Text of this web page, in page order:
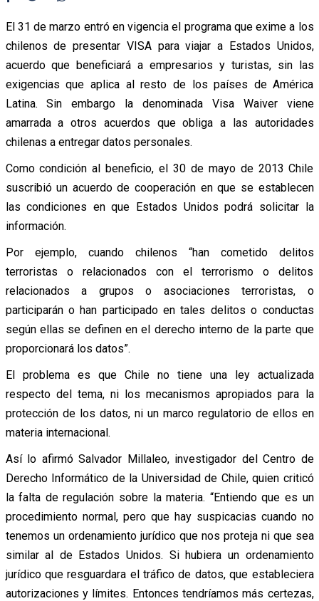
El 31 de marzo entró en vigencia el programa que exime a los
chilenos de presentar VISA para viajar a Estados Unidos,
acuerdo que beneficiará a empresarios y turistas, sin las
exigencias que aplica al resto de los países de América
Latina. Sin embargo la denominada Visa Waiver viene
amarrada a otros acuerdos que obliga a las autoridades
chilenas a entregar datos personales.
Como condición al beneficio, el 30 de mayo de 2013 Chile
suscribió un acuerdo de cooperación en que se establecen
las condiciones en que Estados Unidos podrá solicitar la
información.
Por ejemplo, cuando chilenos “han cometido delitos
terroristas o relacionados con el terrorismo o delitos
relacionados a grupos o asociaciones terroristas, o
participarán o han participado en tales delitos o conductas
según ellas se definen en el derecho interno de la parte que
proporcionará los datos”.
El problema es que Chile no tiene una ley actualizada
respecto del tema, ni los mecanismos apropiados para la
protección de los datos, ni un marco regulatorio de ellos en
materia internacional.
Así lo afirmó Salvador Millaleo, investigador del Centro de
Derecho Informático de la Universidad de Chile, quien criticó
la falta de regulación sobre la materia. “Entiendo que es un
procedimiento normal, pero que hay suspicacias cuando no
tenemos un ordenamiento jurídico que nos proteja ni que sea
similar al de Estados Unidos. Si hubiera un ordenamiento
jurídico que resguardara el tráfico de datos, que estableciera
autorizaciones y límites. Entonces tendríamos más certezas,